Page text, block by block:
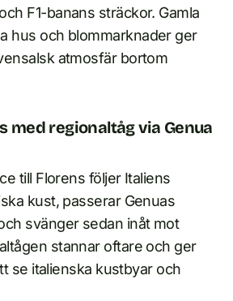
F1-banans sträckor. Gamla
hus och blommarknader ger
atmosfär bortom
med regionaltåg via Genua
till Florens följer Italiens
kust, passerar Genuas
svänger sedan inåt mot
stannar oftare och ger
se italienska kustbyar och